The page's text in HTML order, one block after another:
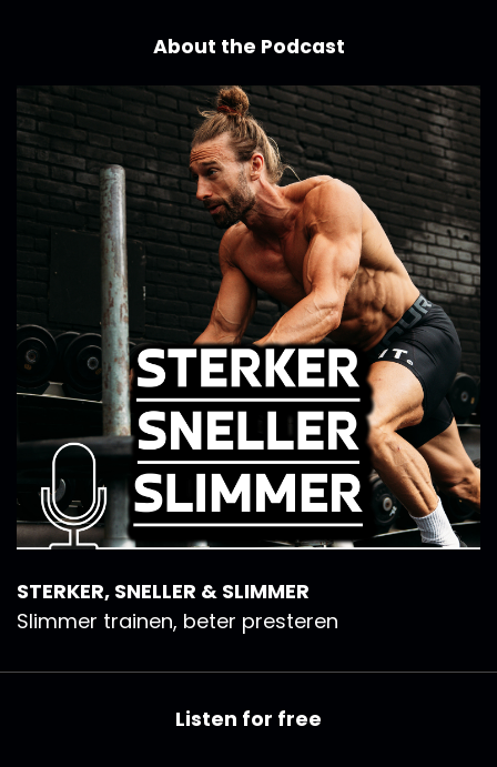
About the Podcast
STERKER, SNELLER & SLIMMER
Slimmer trainen, beter presteren
Listen for free